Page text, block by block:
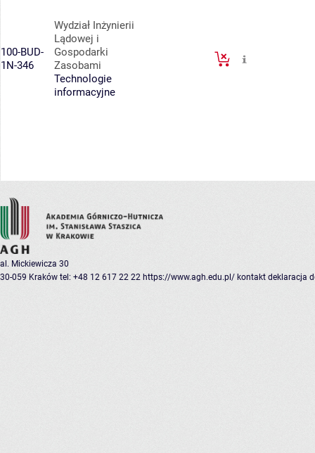
100-BUD-
1N-346
Wydział Inżynierii
Lądowej i
Gospodarki
Zasobami
Technologie
informacyjne
al. Mickiewicza 30
30-059 Kraków tel: +48 12 617 22 22 https://www.agh.edu.pl/ kontakt deklaracja